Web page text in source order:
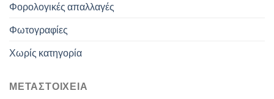
Φορολογικές απαλλαγές
Φωτογραφίες
Χωρίς κατηγορία
ΜΕΤΑΣΤΟΙΧΕΊΑ